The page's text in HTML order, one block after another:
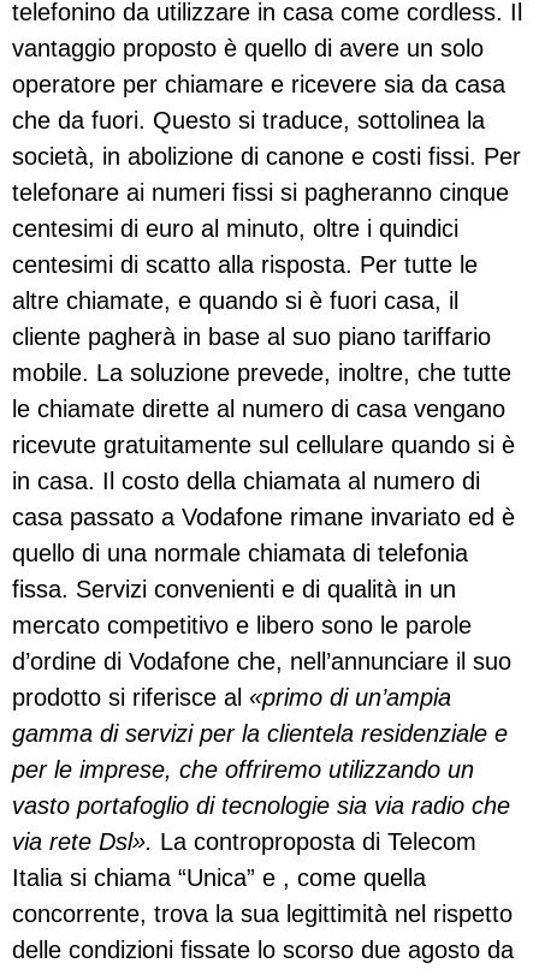
telefonino da utilizzare in casa come cordless. Il
vantaggio proposto è quello di avere un solo
operatore per chiamare e ricevere sia da casa
che da fuori. Questo si traduce, sottolinea la
società, in abolizione di canone e costi fissi. Per
telefonare ai numeri fissi si pagheranno cinque
centesimi di euro al minuto, oltre i quindici
centesimi di scatto alla risposta. Per tutte le
altre chiamate, e quando si è fuori casa, il
cliente pagherà in base al suo piano tariffario
mobile. La soluzione prevede, inoltre, che tutte
le chiamate dirette al numero di casa vengano
ricevute gratuitamente sul cellulare quando si è
in casa. Il costo della chiamata al numero di
casa passato a Vodafone rimane invariato ed è
quello di una normale chiamata di telefonia
fissa. Servizi convenienti e di qualità in un
mercato competitivo e libero sono le parole
d’ordine di Vodafone che, nell’annunciare il suo
prodotto si riferisce al «primo di un’ampia
gamma di servizi per la clientela residenziale e
per le imprese, che offriremo utilizzando un
vasto portafoglio di tecnologie sia via radio che
via rete Dsl». La controproposta di Telecom
Italia si chiama “Unica” e , come quella
concorrente, trova la sua legittimità nel rispetto
delle condizioni fissate lo scorso due agosto da